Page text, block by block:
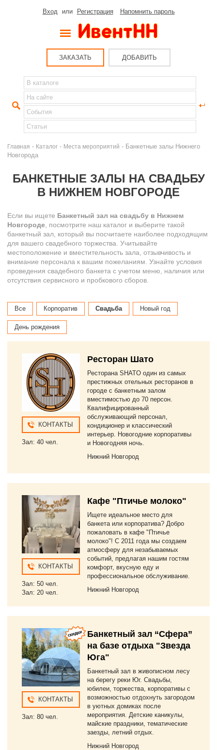
Вход или Регистрация Напомнить пароль
ЗАКАЗАТЬ ДОБАВИТЬ
Главная - Каталог - Места мероприятий - Банкетные залы Нижнего
Новгорода
БАНКЕТНЫЕ ЗАЛЫ НА СВАДЬБУ
В НИЖНЕМ НОВГОРОДЕ
Если вы ищете Банкетный зал на свадьбу в Нижнем
Новгороде , посмотрите наш каталог и выберите такой
банкетный зал, который вы посчитаете наиболее подходящим
для вашего свадебного торжества. Учитывайте
местоположение и вместительность зала, отзывчивость и
внимание персонала к вашим пожеланиям. Узнайте условия
проведения свадебного банкета с учетом меню, наличия или
отсутствия сервисного и пробкового сборов.
Все Корпоратив Свадьба Новый год
День рождения
КОНТАКТЫ
Зал: 40 чел.
Ресторан Шато
Ресторана SHATO один из самых
престижных отельных ресторанов в
городе с банкетным залом
вместимостью до 70 персон.
Квалифицированный
обслуживающий персонал,
кондиционер и классический
интерьер. Новогодние корпоративы
и Новогодняя ночь.
Нижний Новгород
КОНТАКТЫ
Зал: 50 чел.
Зал: 20 чел.
Кафе "Птичье молоко"
Ищете идеальное место для
банкета или корпоратива? Добро
пожаловать в кафе "Птичье
молоко"! С 2011 года мы создаем
атмосферу для незабываемых
событий, предлагая нашим гостям
комфорт, вкусную еду и
профессиональное обслуживание.
Нижний Новгород
КОНТАКТЫ
Зал: 80 чел.
Банкетный зал “Сфера”
на базе отдыха "Звезда
Юга"
Банкетный зал в живописном лесу
на берегу реки Юг. Свадьбы,
юбилеи, торжества, корпоративы с
возможностью отдохнуть загородом
в уютных домиках после
мероприятия. Детские каникулы,
майские праздники, тематические
заезды, летний отдых.
Нижний Новгород